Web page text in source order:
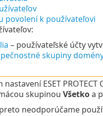
povolení k používateľovi
– používateľské účty
skupiny
ESET
skupinou Všetkoa
neodporúčame